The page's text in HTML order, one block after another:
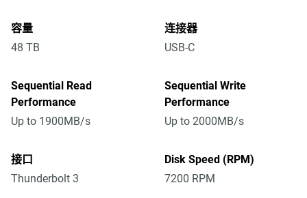
容量
48 TB
连接器
USB-C
Sequential Read
Performance
Up to 1900MB/s
Sequential Write
Performance
Up to 2000MB/s
接口
Thunderbolt 3
Disk Speed (RPM)
7200 RPM